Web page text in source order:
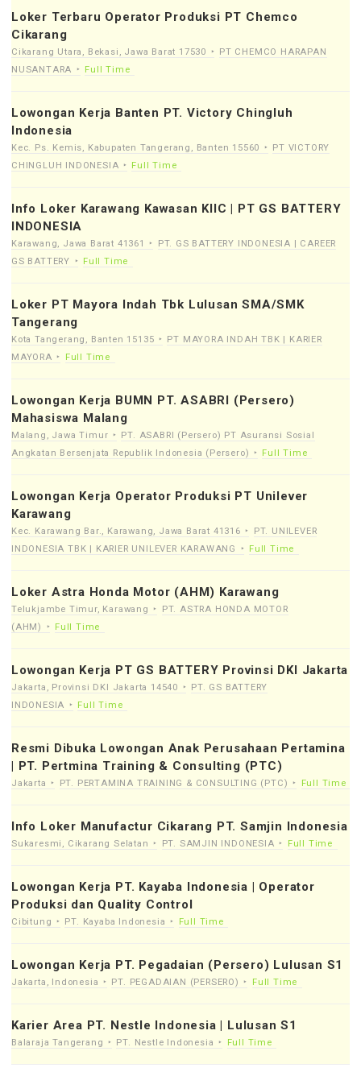
Loker Terbaru Operator Produksi PT Chemco
Cikarang
Cikarang Utara, Bekasi, Jawa Barat 17530
PT CHEMCO HARAPAN
NUSANTARA
Full Time
Lowongan Kerja Banten PT. Victory Chingluh
Indonesia
Kec. Ps. Kemis, Kabupaten Tangerang, Banten 15560
PT VICTORY
CHINGLUH INDONESIA
Full Time
Info Loker Karawang Kawasan KIIC | PT GS BATTERY
INDONESIA
Karawang, Jawa Barat 41361
PT. GS BATTERY INDONESIA | CAREER
GS BATTERY
Full Time
Loker PT Mayora Indah Tbk Lulusan SMA/SMK
Tangerang
Kota Tangerang, Banten 15135
PT MAYORA INDAH TBK | KARIER
MAYORA
Full Time
Lowongan Kerja BUMN PT. ASABRI (Persero)
Mahasiswa Malang
Malang, Jawa Timur
PT. ASABRI (Persero) PT Asuransi Sosial
Angkatan Bersenjata Republik Indonesia (Persero)
Full Time
Lowongan Kerja Operator Produksi PT Unilever
Karawang
Kec. Karawang Bar., Karawang, Jawa Barat 41316
PT. UNILEVER
INDONESIA TBK | KARIER UNILEVER KARAWANG
Full Time
Loker Astra Honda Motor (AHM) Karawang
Telukjambe Timur, Karawang
PT. ASTRA HONDA MOTOR
(AHM)
Full Time
Lowongan Kerja PT GS BATTERY Provinsi DKI Jakarta
Jakarta, Provinsi DKI Jakarta 14540
PT. GS BATTERY
INDONESIA
Full Time
Resmi Dibuka Lowongan Anak Perusahaan Pertamina
| PT. Pertmina Training & Consulting (PTC)
Jakarta PT. PERTAMINA TRAINING & CONSULTING (PTC) Full Time
Info Loker Manufactur Cikarang PT. Samjin Indonesia
Sukaresmi, Cikarang Selatan PT. SAMJIN INDONESIA Full Time
Lowongan Kerja PT. Kayaba Indonesia | Operator
Produksi dan Quality Control
Cibitung PT. Kayaba Indonesia Full Time
Lowongan Kerja PT. Pegadaian (Persero) Lulusan S1
Jakarta, Indonesia PT. PEGADAIAN (PERSERO) Full Time
Karier Area PT. Nestle Indonesia | Lulusan S1
Balaraja Tangerang PT. Nestle Indonesia Full Time